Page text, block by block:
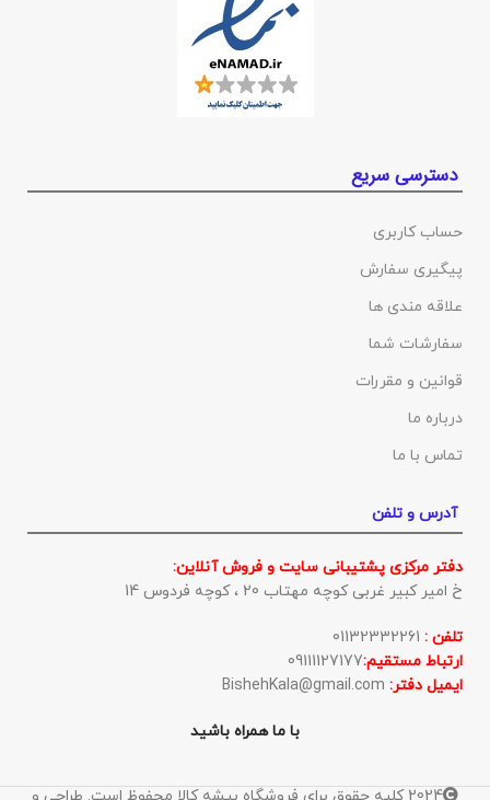
دسترسی سریع
حساب کاربری
پیگیری سفارش
علاقه مندی ها
سفارشات شما
قوانین و مقررات
درباره ما
تماس با ما
آدرس و تلفن
دفتر مرکزی پشتیبانی سایت و فروش آنلاین:
خ امیر کبیر غربی کوچه مهتاب 20 ، کوچه فردوس 14
تلفن :
ارتباط مستقیم:09111127177
ایمیل دفتر:
با ما همراه باشید